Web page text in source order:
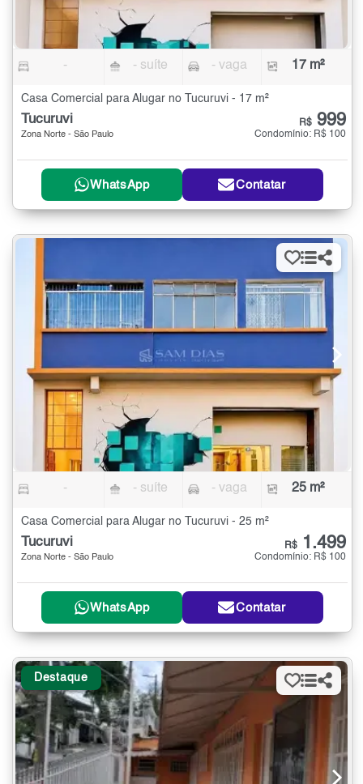
- - suíte - vaga 17 m²
Casa Comercial para Alugar no Tucuruvi - 17 m²
Tucuruvi
Zona Norte - São Paulo
R$ 999
Condomínio: R$ 100
WhatsApp Contatar
- - suíte - vaga 25 m²
Casa Comercial para Alugar no Tucuruvi - 25 m²
Tucuruvi
Zona Norte - São Paulo
R$ 1.499
Condomínio: R$ 100
WhatsApp Contatar
Destaque